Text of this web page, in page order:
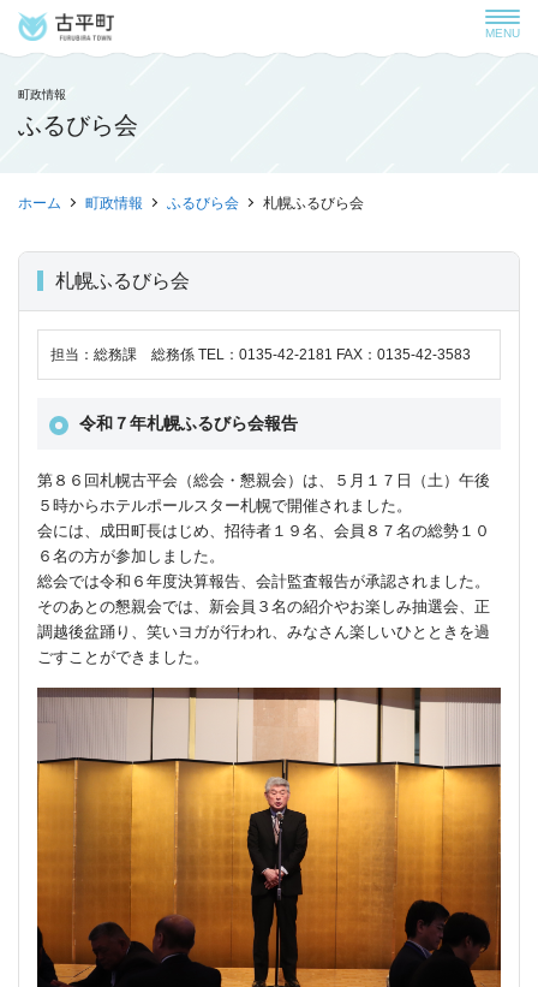
MENU
町政情報
ふるびら会
ホーム 町政情報 ふるびら会 札幌ふるびら会
札幌ふるびら会
担当：総務課 総務係 TEL：0135-42-2181 FAX：0135-42-3583
令和７年札幌ふるびら会報告
第８６回札幌古平会（総会・懇親会）は、５月１７日（土）午後
５時からホテルポールスター札幌で開催されました。
会には、成田町長はじめ、招待者１９名、会員８７名の総勢１０
６名の方が参加しました。
総会では令和６年度決算報告、会計監査報告が承認されました。
そのあとの懇親会では、新会員３名の紹介やお楽しみ抽選会、正
調越後盆踊り、笑いヨガが行われ、みなさん楽しいひとときを過
ごすことができました。